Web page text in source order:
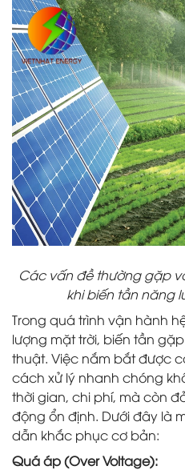
Các vấn đề thường gặp
khi biến tần năng
Trong quá trình vận hành
lượng mặt trời, biến tần
thuật. Việc nắm bắt được
cách xử lý nhanh chóng
thời gian, chi phí, mà còn
động ổn định. Dưới đây là
dẫn khắc phục cơ bản:
Quá áp (Over Voltage):